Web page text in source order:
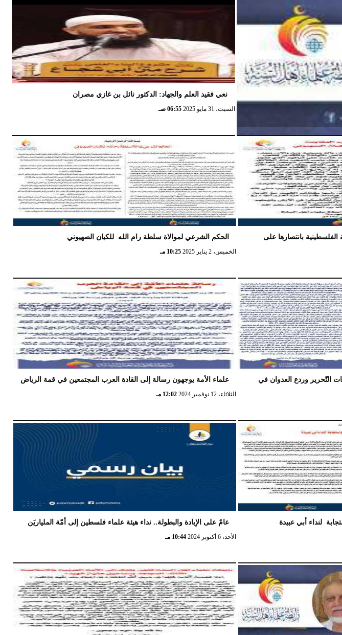
نعي فقيد العلم والجهاد: الدكتور نائل بن غازي مصران
السبت، 31 مايو 2025 06:55 صـ
بانتصارها على
الحكم الشرعي لموالاة سلطة رام الله للكيان الصهيوني
الخميس، 2 يناير 2025 10:25 مـ
التّحرير وردع العدوان في
علماء الأمة يوجهون رسالة إلى القادة العرب المجتمعين في قمة الرياض
الثلاثاء، 12 نوفمبر 2024 12:02 مـ
لنداء أبي عبيدة عامٌ على الإبادة والبطولة.. نداء هيئة علماء فلسطين إلى أمّة الملياريَن
الأحد، 6 أكتوبر 2024 10:44 مـ